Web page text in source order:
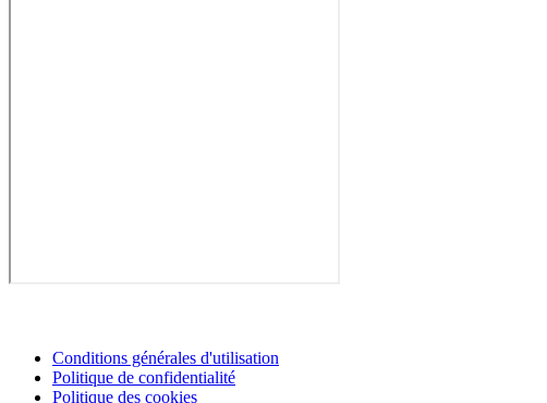
Conditions générales d'utilisation
Politique de confidentialité
Politique des cookies